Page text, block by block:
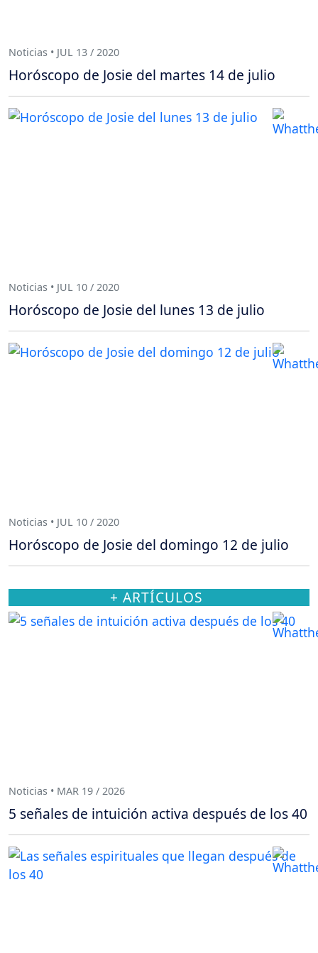
Noticias • JUL 13 / 2020
Horóscopo de Josie del martes 14 de julio
Noticias • JUL 10 / 2020
Horóscopo de Josie del lunes 13 de julio
Noticias • JUL 10 / 2020
Horóscopo de Josie del domingo 12 de julio
+ ARTÍCULOS
Noticias • MAR 19 / 2026
5 señales de intuición activa después de los 40